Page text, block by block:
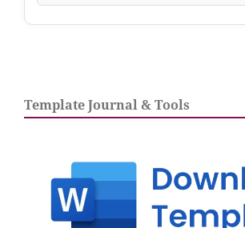
Template Journal & Tools